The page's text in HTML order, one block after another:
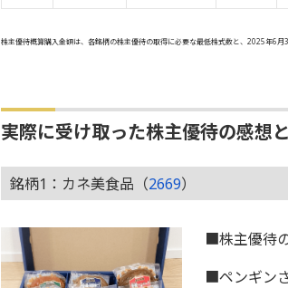
株主優待概算購入金額は、各銘柄の株主優待の取得に必要な最低株式数と、2025年6
実際に受け取った株主優待の感想
銘柄1：カネ美食品（2669）
■株主優待
■ペンギン